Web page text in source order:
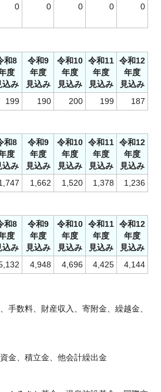
0 0 0 0 0
和8
度
込み
令和9
年度
見込み
令和10
年度
見込み
令和11
年度
見込み
令和12
年度
見込み
199 190 200 199 187
和8
度
込み
令和9
年度
見込み
令和10
年度
見込み
令和11
年度
見込み
令和12
年度
見込み
1,662 1,520 1,378 1,236
和8
度
込み
令和9
年度
見込み
令和10
年度
見込み
令和11
年度
見込み
令和12
年度
見込み
4,948 4,696 4,425 4,144
手数料、財産収入、寄附金、繰越金、
金、積立金、他会計繰出金